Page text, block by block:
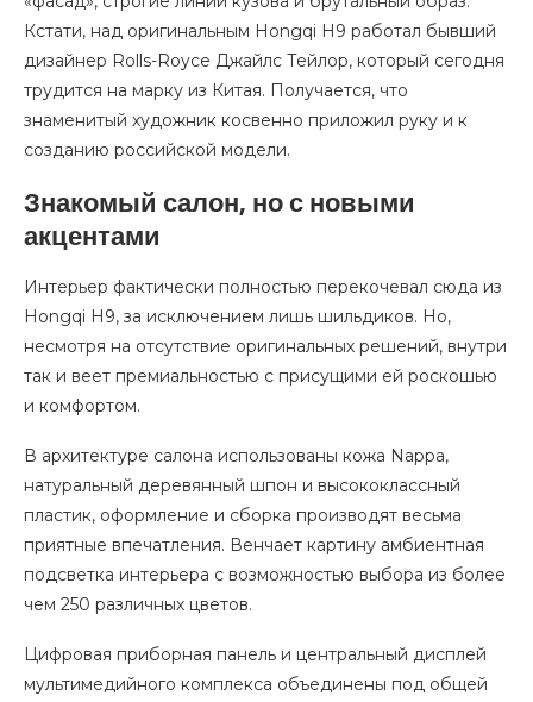
Кстати, над оригинальным Hongqi H9 работал бывший
дизайнер Rolls-Royce Джайлс Тейлор, который сегодня
трудится на марку из Китая. Получается, что
знаменитый художник косвенно приложил руку и к
созданию российской модели.
Знакомый салон, но с новыми
акцентами
Интерьер фактически полностью перекочевал сюда из
Hongqi H9, за исключением лишь шильдиков. Но,
несмотря на отсутствие оригинальных решений, внутри
так и веет премиальностью с присущими ей роскошью
и комфортом.
В архитектуре салона использованы кожа Nappa,
натуральный деревянный шпон и высококлассный
пластик, оформление и сборка производят весьма
приятные впечатления. Венчает картину амбиентная
подсветка интерьера с возможностью выбора из более
чем 250 различных цветов.
Цифровая приборная панель и центральный дисплей
мультимедийного комплекса объединены под общей